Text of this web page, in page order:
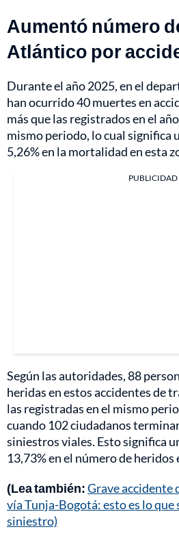
Aumentó número
Atlántico por
Durante el año 2025, en el
han ocurrido 40 muertes en
más que las registrados en el
mismo periodo, lo cual significa
5,26% en la mortalidad en esta
PUBLICIDAD
Según las autoridades, 88
heridas en estos accidentes de
las registradas en el mismo
cuando 102 ciudadanos
siniestros viales. Esto significa
13,73% en el número de heridos
(Lea también:Grave accidente
vía Tunja-Bogotá: esto es lo que
siniestro)